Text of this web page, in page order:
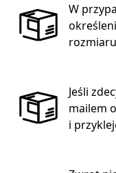
W
Jeśli
mailem
i